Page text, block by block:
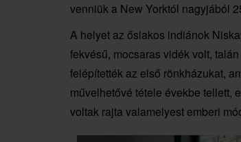
venniük a New Yorktól nagyjából
A helyet az őslakos indiánok
fekvésű, mocsaras vidék volt,
felépítették az első rönkházukat,
művelhetővé tétele évekbe tellett,
voltak rajta valamelyest emberi